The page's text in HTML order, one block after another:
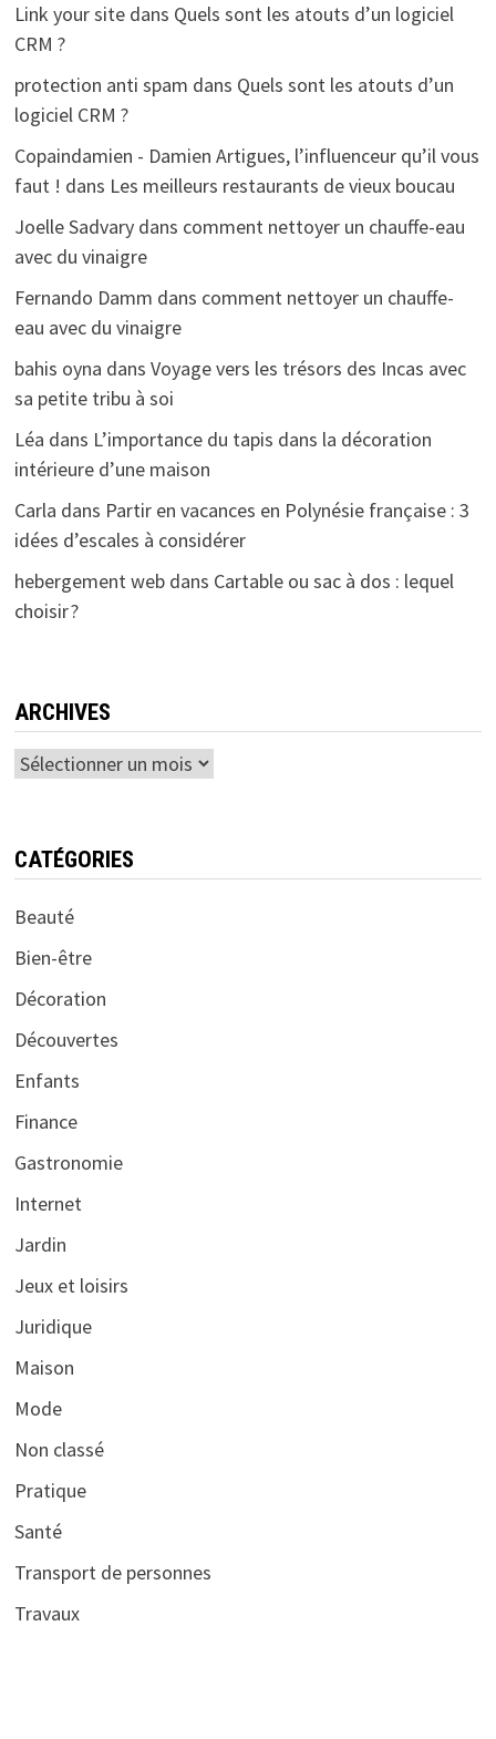
Link your sitedans Quels sont les atouts d’un logiciel
CRM ?
protection anti spam dans Quels sont les atouts d’un
logiciel CRM ?
Copaindamien - Damien Artigues, l’influenceur qu’il vous
faut ! dans Les meilleurs restaurants de vieux boucau
Joelle Sadvarydans comment nettoyer un chauffe-eau
avec du vinaigre
Fernando Damm dans comment nettoyer un chauffe-
eau avec du vinaigre
bahis oyna dans Voyage vers les trésors des Incas avec
sa petite tribu à soi
Léa dans L’importance du tapis dans la décoration
intérieure d’une maison
Carla dans Partir en vacances en Polynésie française : 3
idées d’escales à considérer
hebergement webdans Cartable ou sac à dos : lequel
choisir ?
ARCHIVES
Archives
CATÉGORIES
Beauté
Bien-être
Décoration
Découvertes
Enfants
Finance
Gastronomie
Internet
Jardin
Jeux et loisirs
Juridique
Maison
Mode
Non classé
Pratique
Santé
Transport de personnes
Travaux